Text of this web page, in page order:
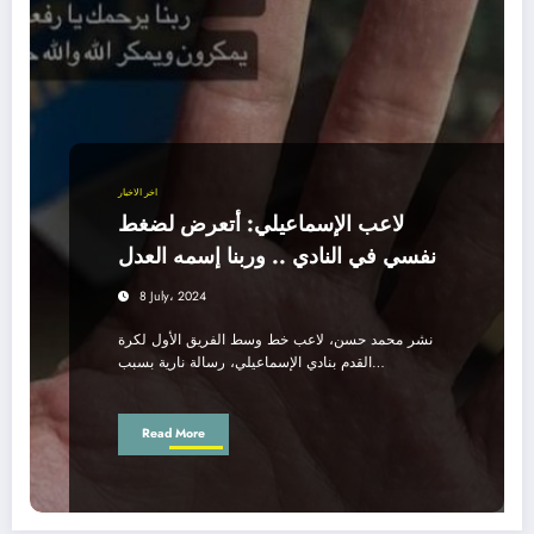
اخر الاخبار
لاعب الإسماعيلي: أتعرض لضغط
نفسي في النادي .. وربنا إسمه العدل
8 July، 2024
نشر محمد حسن، لاعب خط وسط الفريق الأول لكرة
القدم بنادي الإسماعيلي، رسالة نارية بسبب…
Read More